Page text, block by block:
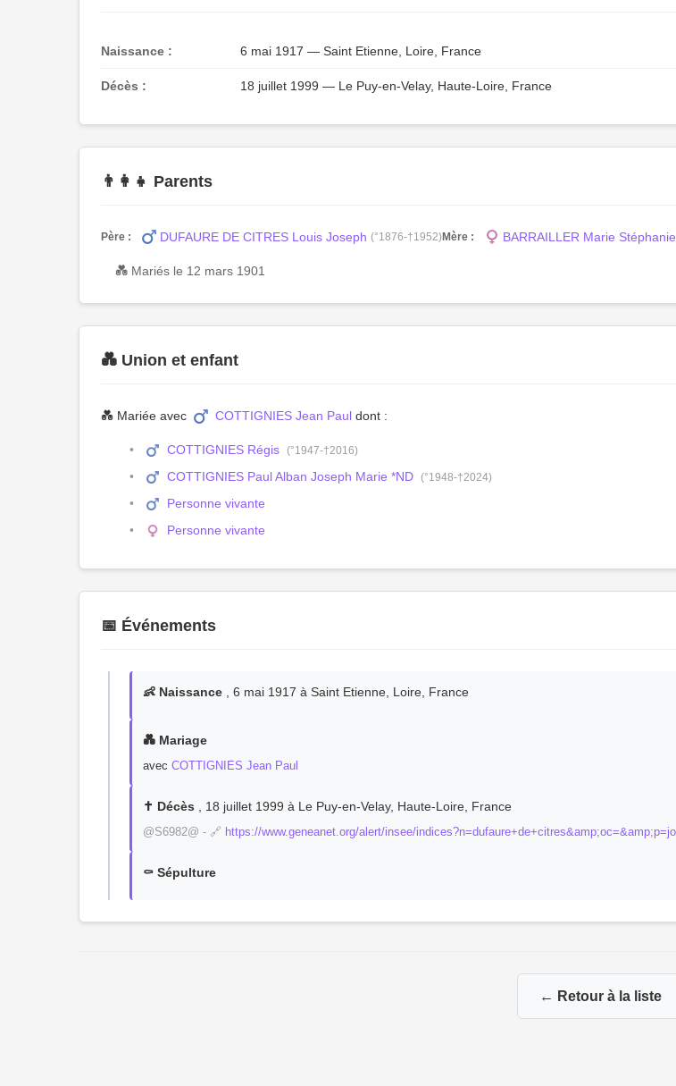
Naissance : 6 mai 1917 — Saint Etienne, Loire, France
Décès : 18 juillet 1999 — Le Puy-en-Velay, Haute-Loire, France
👨‍👩‍👧 Parents
Père : DUFAURE DE CITRES Louis Joseph (°1876-†1952)Mère : BARRAILLER Marie Stéphanie
💑 Mariés le 12 mars 1901
💑 Union et enfant
💑 Mariée avec COTTIGNIES Jean Paul dont :
COTTIGNIES Régis (°1947-†2016)
COTTIGNIES Paul Alban Joseph Marie *ND (°1948-†2024)
Personne vivante
Personne vivante
📅 Événements
👶 Naissance , 6 mai 1917 à Saint Etienne, Loire, France
💑 Mariage
avec COTTIGNIES Jean Paul
✝️ Décès , 18 juillet 1999 à Le Puy-en-Velay, Haute-Loire, France
@S6982@ - 🔗 https://www.geneanet.org/alert/insee/
⚰️ Sépulture
← Retour à la liste